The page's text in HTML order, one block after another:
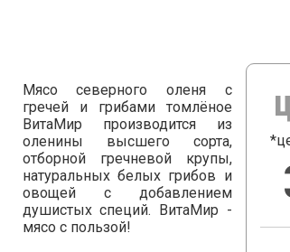
Мясо северного оленя с
гречей и грибами томлёное
ВитаМир производится из
оленины высшего сорта,
отборной гречневой крупы,
натуральных белых грибов и
овощей с добавлением
душистых специй. ВитаМир -
мясо с пользой!